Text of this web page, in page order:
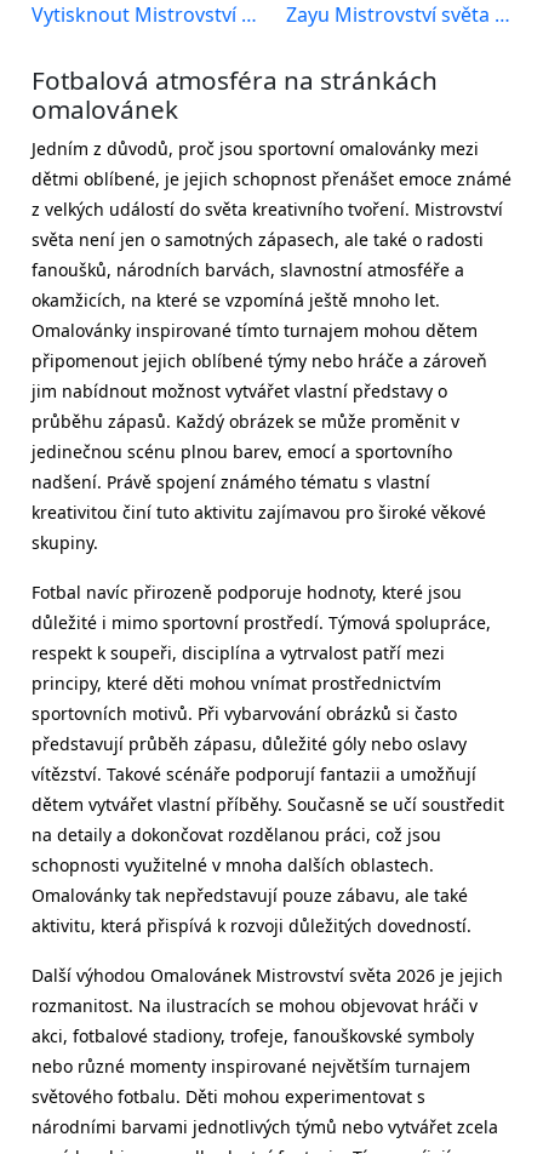
Vytisknout Mistrovství světa 2026 Zayu Mistrovství světa 2026
Fotbalová atmosféra na stránkách
omalovánek
Jedním z důvodů, proč jsou sportovní omalovánky mezi
dětmi oblíbené, je jejich schopnost přenášet emoce známé
z velkých událostí do světa kreativního tvoření. Mistrovství
světa není jen o samotných zápasech, ale také o radosti
fanoušků, národních barvách, slavnostní atmosféře a
okamžicích, na které se vzpomíná ještě mnoho let.
Omalovánky inspirované tímto turnajem mohou dětem
připomenout jejich oblíbené týmy nebo hráče a zároveň
jim nabídnout možnost vytvářet vlastní představy o
průběhu zápasů. Každý obrázek se může proměnit v
jedinečnou scénu plnou barev, emocí a sportovního
nadšení. Právě spojení známého tématu s vlastní
kreativitou činí tuto aktivitu zajímavou pro široké věkové
skupiny.
Fotbal navíc přirozeně podporuje hodnoty, které jsou
důležité i mimo sportovní prostředí. Týmová spolupráce,
respekt k soupeři, disciplína a vytrvalost patří mezi
principy, které děti mohou vnímat prostřednictvím
sportovních motivů. Při vybarvování obrázků si často
představují průběh zápasu, důležité góly nebo oslavy
vítězství. Takové scénáře podporují fantazii a umožňují
dětem vytvářet vlastní příběhy. Současně se učí soustředit
na detaily a dokončovat rozdělanou práci, což jsou
schopnosti využitelné v mnoha dalších oblastech.
Omalovánky tak nepředstavují pouze zábavu, ale také
aktivitu, která přispívá k rozvoji důležitých dovedností.
Další výhodou Omalovánek Mistrovství světa 2026 je jejich
rozmanitost. Na ilustracích se mohou objevovat hráči v
akci, fotbalové stadiony, trofeje, fanouškovské symboly
nebo různé momenty inspirované největším turnajem
světového fotbalu. Děti mohou experimentovat s
národními barvami jednotlivých týmů nebo vytvářet zcela